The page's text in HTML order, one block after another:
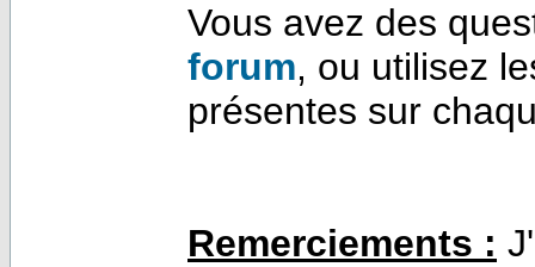
Vous avez des
forum, ou utilisez
présentes sur
Remerciements :